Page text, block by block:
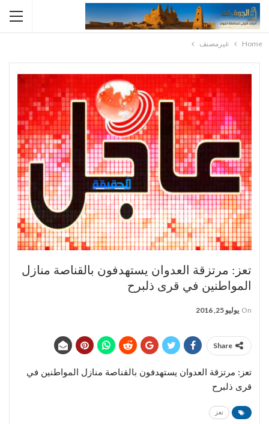
Home غيرمصنف
تعز: مرتزقة العدوان يستهدفون بالقناصة منازل
المواطنين في قرى ذلبرح
On يوليو 25, 2016
Share
تعز: مرتزقة العدوان يستهدفون بالقناصة منازل المواطنين في
قرى ذلبرح
تعز